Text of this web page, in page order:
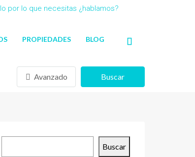
por lo que necesitas ¿hablamos?
PROPIEDADES BLOG
Avanzado Buscar
Buscar